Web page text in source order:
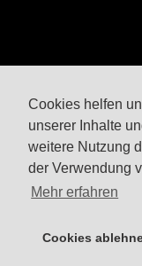
Cookies helfen
unserer Inhalte
weitere Nutzung
der Verwendung
Mehr erfahren
Cookies